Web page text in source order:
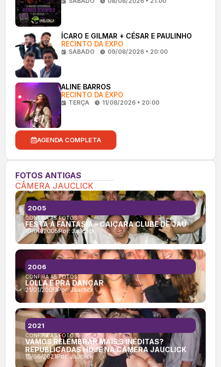
ÍCARO E GILMAR + CÉSAR E PAULINHO
RECINTO DA EXPO
SÁBADO 09/08/2026 • 20:00
ALINE BARROS
RECINTO DA EXPO
TERÇA 11/08/2026 • 20:00
AGENDA COMPLETA
FOTOS ANTIGAS
CÂMERA JAUCLICK
CONFIRA AS FOTOS:
FESTA À FANTASIA – CAIÇARA CLUBE DE JAÚ
10/09/2005Por:Jauclick
2005
CONFIRA AS FOTOS:
LOLLA É PRA DANÇAR
21/01/2006Por:Jauclick
2006
CONFIRA AS FOTOS:
VAMOS RELEMBRAR MAIS 3 INÉDITAS?
REPUBLICADAS HOJE NA CÂMERA JAUCLICK
15/06/2021Por:Jauclick
2021